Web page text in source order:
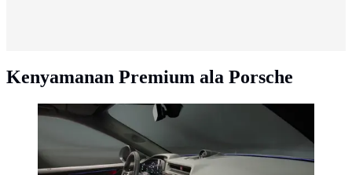
Kenyamanan Premium ala Porsche